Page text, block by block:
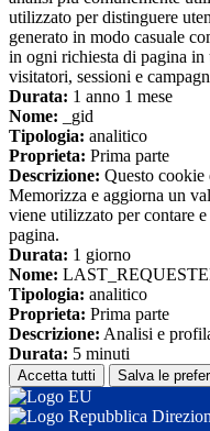
utilizzato per distinguere
generato in modo casuale
in ogni richiesta di pagina
visitatori, sessioni e
Durata: 1 anno 1 mese
Nome: _gid
Tipologia: analitico
Proprieta: Prima parte
Descrizione: Questo cookie
Memorizza e aggiorna un
viene utilizzato per contare
pagina.
Durata: 1 giorno
Nome:
Tipologia: analitico
Proprieta: Prima parte
Descrizione: Analisi e
Durata: 5 minuti
Accetta tutti Salva le